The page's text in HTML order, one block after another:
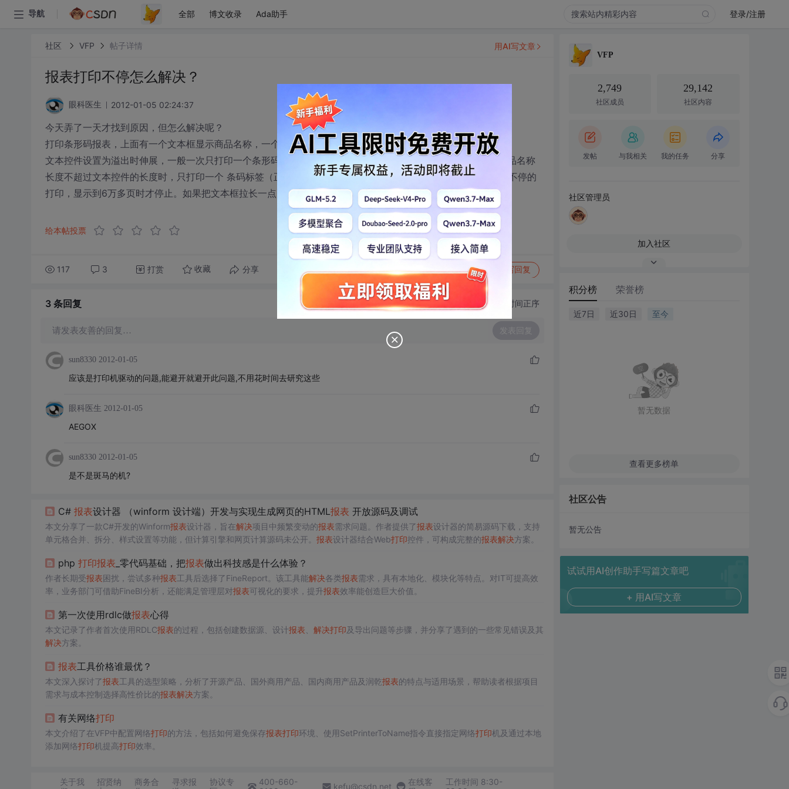
导航 全部 博文收录 Ada助手 登录/注册
社区 VFP 帖子详情
报表打印不停怎么解决？
眼科医生 2012-01-05 02:24:37
今天弄了一天才找到原因，但怎么解决呢？
打印条形码报表，上面有一个文本框显示商品名称，一个条形码
文本控件设置为溢出时伸展，一般一次只打印一个条形码标签。每次打印通过select-SQL只提取一条记录。当商品名称
长度不超过文本控件的长度时，只打印一个 条码标签（正常），当超过时，文本溢出显示正常，打印正常，就是不停的
打印，显示到6万多页时才停止。如果把文本框拉长一点，可以基本解决。还有别的办法吗？
给本帖投票
117 3 打赏 收藏 分享 转发到动态 举报 写回复
用AI写文章
3 条回复 切换为时间正序
请发表友善的回复… 发表回复
sun8330 2012-01-05
应该是打印机驱动的问题,能避开就避开此问题,不用花时间去研究这些
眼科医生 2012-01-05
AEGOX
sun8330 2012-01-05
是不是斑马的机?
C# 报表设计器 （winform 设计端）开发与实现生成网页的HTML报表 开放源码及调试
本文分享了一款C#开发的Winform报表设计器，旨在解决项目中频繁变动的报表需求问题。作者提供了报表设计器的简易源码下载，支持
单元格合并、拆分、样式设置等功能，但计算引擎和网页计算源码未公开。 报表设计器结合Web打印控件，可构成完整的报表解决方案。
php 打印报表 _零代码基础，把报表做出科技感是什么体验？
作者长期受报表困扰，尝试多种报表工具后选择了FineReport。该工具能解决各类报表需求，具有本地化、模块化等特点。对IT可提高效
率，业务部门可借助FineBI分析，还能满足管理层对报表可视化的要求，提升报表效率能创造巨大价值。
第一次使用rdlc做报表心得
本文记录了作者首次使用RDLC报表的过程，包括创建数据源、设计报表 解决打印及导出问题等步骤，并分享了遇到的一些常见错误及其
解决方案。
报表工具价格谁最优？
本文深入探讨了报表工具的选型策略，分析了开源产品、国外商用产品、国内商用产品及润乾报表的特点与适用场景，帮助读者根据项目
需求与成本控制选择高性价比的报表解决方案。
有关网络打印
本文介绍了在VFP中配置网络打印的方法，包括如何避免保存报表打印环境、使用SetPrinterToName指令直接指定网络打印机及通过本地
添加网络打印机提高打印效率。
关于我
招贤纳
商务合
寻求报
协议专
400-660-
kefu@csdn.net
在线客
工作时间 8:30-
VFP
2,749
社区成员
29,142
社区内容
发帖 与我相关 我的任务 分享
社区管理员
加入社区
积分榜 荣誉榜
近7日 近30日 至今
暂无数据
查看更多榜单
社区公告
暂无公告
试试用AI创作助手写篇文章吧
+ 用AI写文章